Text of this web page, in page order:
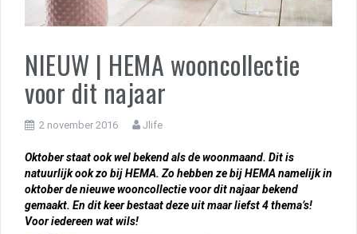
NIEUW | HEMA wooncollectie
voor dit najaar
2 november 2016 Jlife
Oktober staat ook wel bekend als de woonmaand. Dit is
natuurlijk ook zo bij HEMA. Zo hebben ze bij HEMA namelijk in
oktober de nieuwe wooncollectie voor dit najaar bekend
gemaakt. En dit keer bestaat deze uit maar liefst 4 thema’s!
Voor iedereen wat wils!